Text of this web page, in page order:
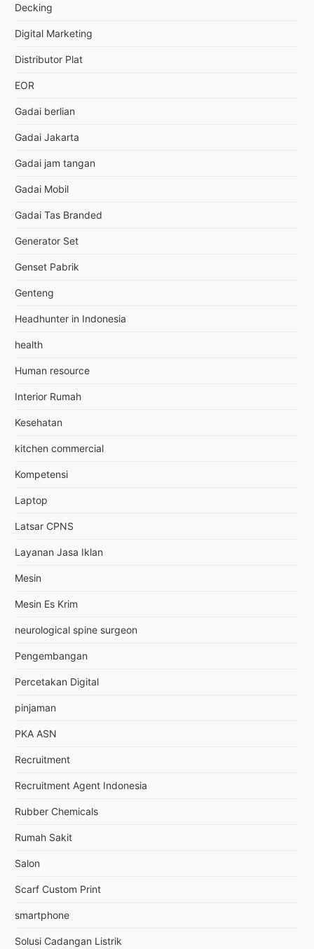
Decking
Digital Marketing
Distributor Plat
EOR
Gadai berlian
Gadai Jakarta
Gadai jam tangan
Gadai Mobil
Gadai Tas Branded
Generator Set
Genset Pabrik
Genteng
Headhunter in Indonesia
health
Human resource
Interior Rumah
Kesehatan
kitchen commercial
Kompetensi
Laptop
Latsar CPNS
Layanan Jasa Iklan
Mesin
Mesin Es Krim
neurological spine surgeon
Pengembangan
Percetakan Digital
pinjaman
PKA ASN
Recruitment
Recruitment Agent Indonesia
Rubber Chemicals
Rumah Sakit
Salon
Scarf Custom Print
smartphone
Solusi Cadangan Listrik